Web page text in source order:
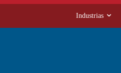
Industrias